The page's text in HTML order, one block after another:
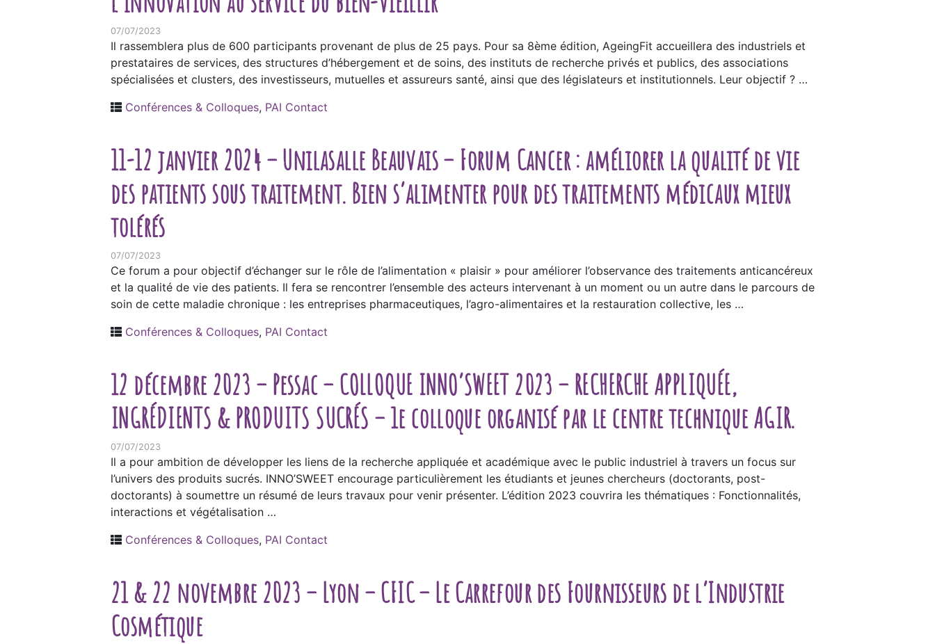
07/07/2023
Il rassemblera plus de 600 participants provenant de plus de 25 pays. Pour sa 8ème édition, AgeingFit accueillera des industriels et
prestataires de services, des structures d’hébergement et de soins, des instituts de recherche privés et publics, des associations
spécialisées et clusters, des investisseurs, mutuelles et assureurs santé, ainsi que des législateurs et institutionnels. Leur objectif ? …
Conférences & Colloques, PAI Contact
11-12 janvier 2024 – Unilasalle Beauvais – Forum Cancer : améliorer la qualité de vie
des patients sous traitement. Bien s’alimenter pour des traitements médicaux mieux
tolérés
07/07/2023
Ce forum a pour objectif d’échanger sur le rôle de l’alimentation « plaisir » pour améliorer l’observance des traitements anticancéreux
et la qualité de vie des patients. Il fera se rencontrer l’ensemble des acteurs intervenant à un moment ou un autre dans le parcours de
soin de cette maladie chronique : les entreprises pharmaceutiques, l’agro-alimentaires et la restauration collective, les …
Conférences & Colloques, PAI Contact
12 décembre 2023 – Pessac – COLLOQUE INNO’SWEET 2023 – RECHERCHE APPLIQUÉE,
INGRÉDIENTS & PRODUITS SUCRÉS – 1e colloque organisé par le centre technique AGIR.
07/07/2023
Il a pour ambition de développer les liens de la recherche appliquée et académique avec le public industriel à travers un focus sur
l’univers des produits sucrés. INNO’SWEET encourage particulièrement les étudiants et jeunes chercheurs (doctorants, post-
doctorants) à soumettre un résumé de leurs travaux pour venir présenter. L’édition 2023 couvrira les thématiques : Fonctionnalités,
interactions et végétalisation …
Conférences & Colloques, PAI Contact
21 & 22 novembre 2023 – Lyon – CFIC – Le Carrefour des Fournisseurs de l’Industrie
Cosmétique